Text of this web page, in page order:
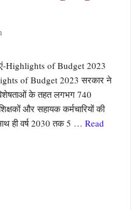
Highlights of Budget 2023
of Budget 2023 सरकार ने
के तहत लगभग 740
और सहायक कर्मचारियों की
ही वर्ष 2030 तक 5 … Read